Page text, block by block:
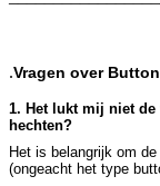
.Vragen over
1. Het lukt mij niet de
hechten?
Het is belangrijk om
(ongeacht het type